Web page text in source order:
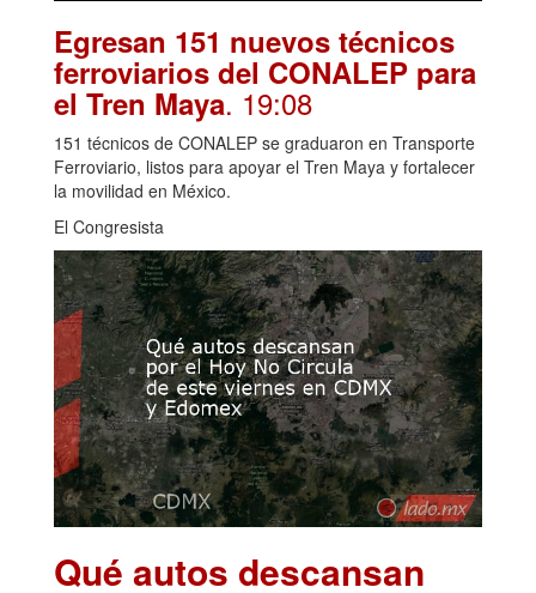
Egresan 151 nuevos técnicos
ferroviarios del CONALEP para
el Tren Maya. 19:08
151 técnicos de CONALEP se graduaron en Transporte
Ferroviario, listos para apoyar el Tren Maya y fortalecer
la movilidad en México.
El Congresista
Qué autos descansan